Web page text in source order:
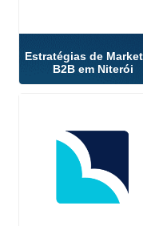
Estratégias de
B2B em Niterói